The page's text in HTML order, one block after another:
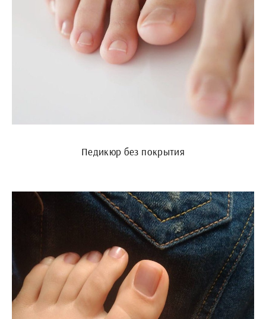
Педикюр без покрытия